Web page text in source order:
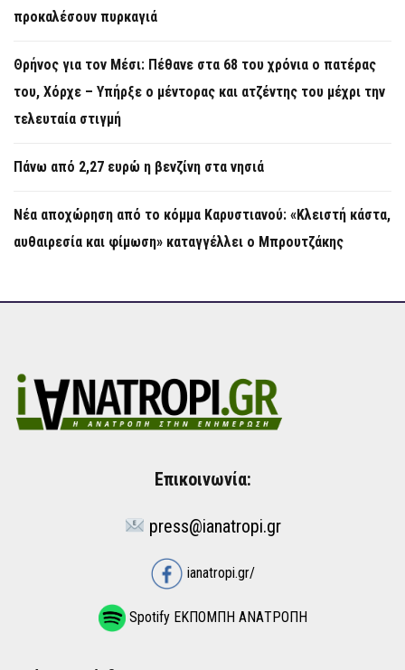
προκαλέσουν πυρκαγιά
Θρήνος για τον Μέσι: Πέθανε στα 68 του χρόνια ο πατέρας
του, Χόρχε – Υπήρξε ο μέντορας και ατζέντης του μέχρι την
τελευταία στιγμή
Πάνω από 2,27 ευρώ η βενζίνη στα νησιά
Νέα αποχώρηση από το κόμμα Καρυστιανού: «Κλειστή κάστα,
αυθαιρεσία και φίμωση» καταγγέλλει ο Μπρουτζάκης
Επικοινωνία:
press@ianatropi.gr
ianatropi.gr/
Spotify ΕΚΠΟΜΠΗ ΑΝΑΤΡΟΠΗ